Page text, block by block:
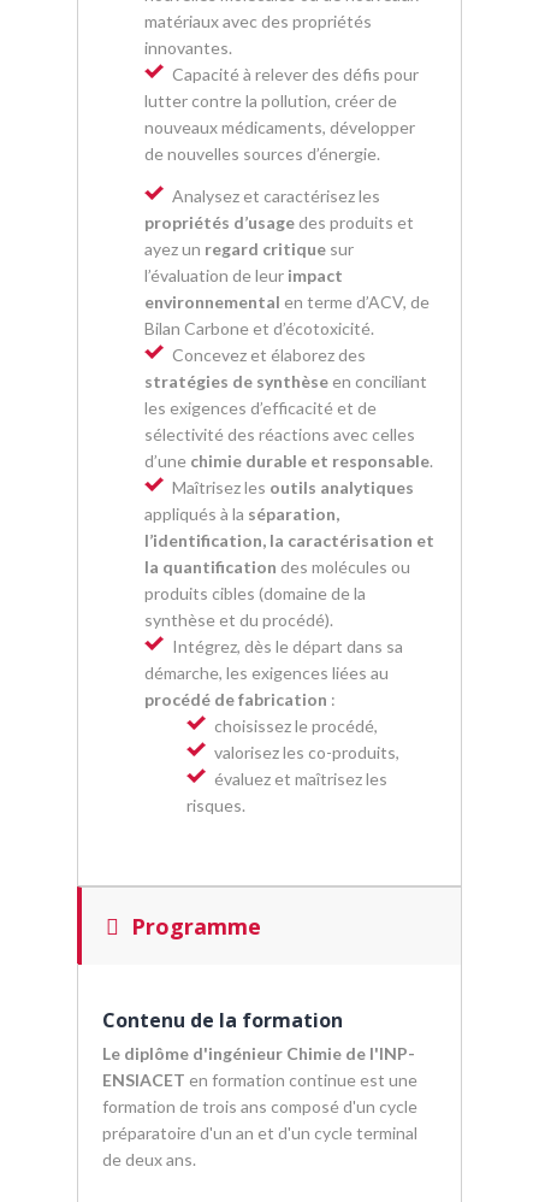
matériaux avec des propriétés
innovantes.
Capacité à relever des défis pour
lutter contre la pollution, créer de
nouveaux médicaments, développer
de nouvelles sources d’énergie.
Analysez et caractérisez les
propriétés d’usagedes produits et
ayez un regard critique sur
l’évaluation de leur impact
environnemental en terme d’ACV, de
Bilan Carbone et d’écotoxicité.
Concevez et élaborez des
stratégies de synthèse en conciliant
les exigences d’efficacité et de
sélectivité des réactions avec celles
d’une chimie durable et responsable.
Maîtrisez les outils analytiques
appliqués à la séparation,
l’identification, la caractérisation et
la quantification des molécules ou
produits cibles (domaine de la
synthèse et du procédé).
Intégrez, dès le départ dans sa
démarche, les exigences liées au
procédé de fabrication :
choisissez le procédé,
valorisez les co-produits,
évaluez et maîtrisez les
risques.
Programme
Contenu de la formation
Le diplôme d'ingénieur Chimie de l'INP-
ENSIACET en formation continue est une
formation de trois ans composé d'un cycle
préparatoire d'un an et d'un cycle terminal
de deux ans.